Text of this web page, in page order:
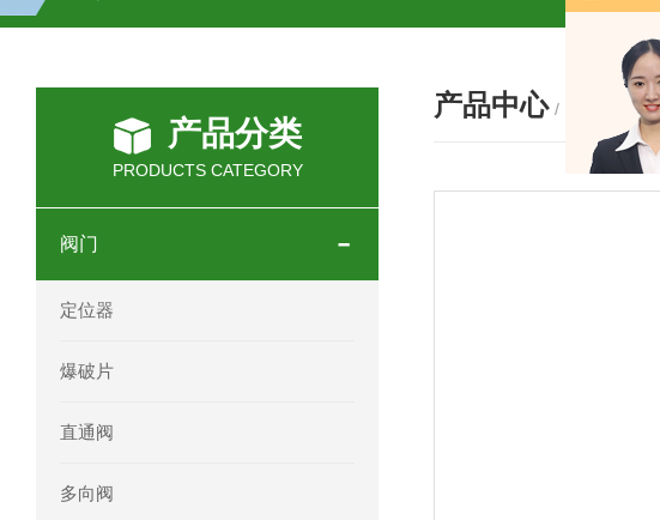
OEMER三相同步电机MTES 132SB/2参数及应用
OEMER三相同步电机MTES 160MA/2参数及应用
OEMER电机QLS 180M环保农业领域应用
产品分类
PRODUCTS CATEGORY
阀门
定位器
爆破片
直通阀
多向阀
产品中心 / PRODUCTS